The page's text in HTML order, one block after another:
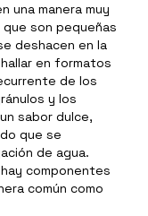
una manera muy
son pequeñas
deshacen en la
en formatos
de los
y los
sabor dulce,
que se
de agua.
componentes
común como